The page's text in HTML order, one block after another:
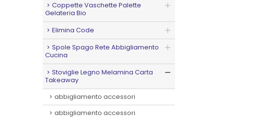
Coppette Vaschette Palette
Gelateria Bio
Elimina Code
Spole Spago Rete Abbigliamento
Cucina
Stoviglie Legno Melamina Carta
Takeaway
abbigliamento accessori
abbigliamento accessori